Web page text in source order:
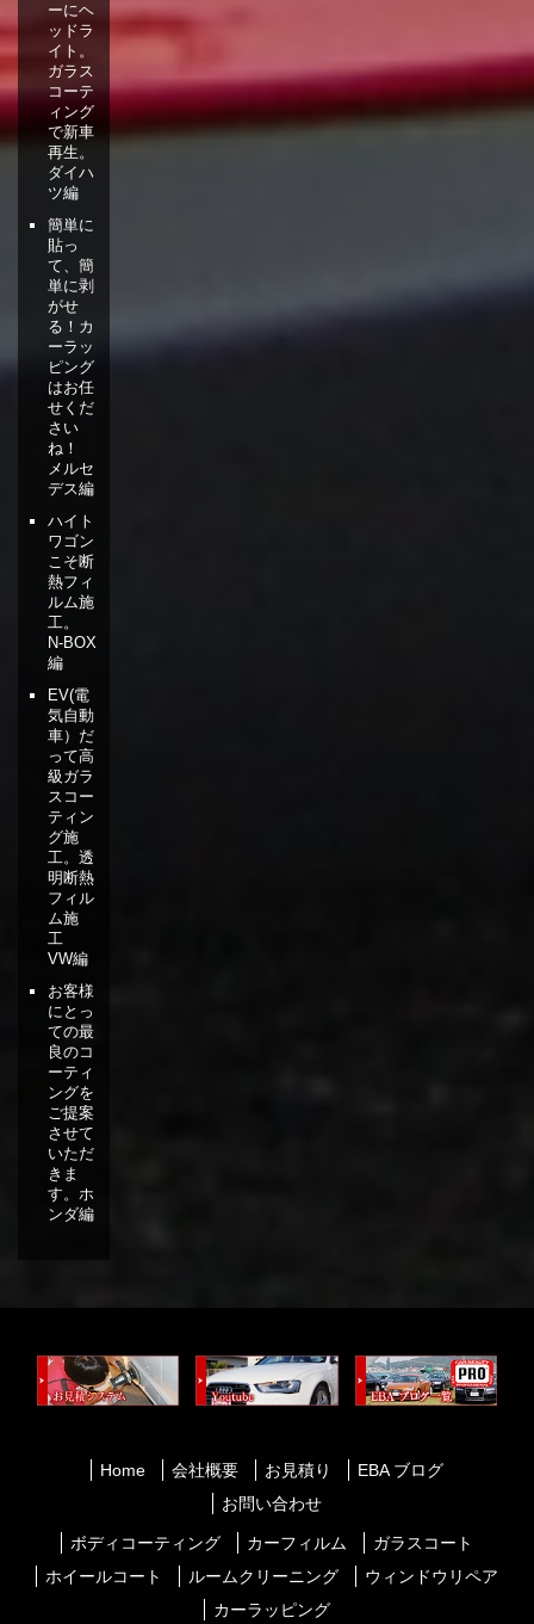
ーにヘ
ッドラ
イト。
ガラス
コーテ
ィング
で新車
再生。
ダイハ
ツ編
簡単に
貼っ
て、簡
単に剥
がせ
る！カ
ーラッ
ピング
はお任
せくだ
さい
ね！
メルセ
デス編
ハイト
ワゴン
こそ断
熱フィ
ルム施
工。
N-BOX
編
EV(電
気自動
車）だ
って高
級ガラ
スコー
ティン
グ施
工。透
明断熱
フィル
ム施
工
VW編
お客様
にとっ
ての最
良のコ
ーティ
ングを
ご提案
させて
いただ
きま
す。ホ
ンダ編
Home 会社概要 お見積り
EBA ブログ
お問い合わせ
ボディコーティング カーフィルム
ガラスコート
ホイールコート
ルームクリーニング
ウィンドウリペア
カーラッピング